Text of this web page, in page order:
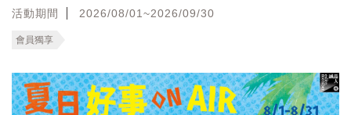
活動期間 2026/08/01~2026/09/30
會員獨享